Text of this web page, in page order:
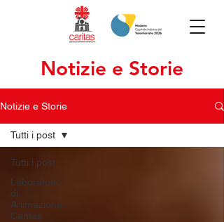
Notizie e Storie
Notizie e Storie
Tutti i post
Laboratorio
di
Animazione
Caritas
Tutti i post